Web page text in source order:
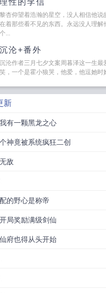
理性的李信
黎杏仰望着浩瀚的星空，没人相信他
在着那些看不见的东西。永远没人理解
个...
沉沦+番外
沉沦作者三月七夕文案周暮泽这一生最
笑，一个是霍小狼哭，他爱，他逗她时
新
有一颗黑龙之心
神竟被系统疯狂二创
敌
的野心是称帝
局奖励满级剑仙
府也得从头开始